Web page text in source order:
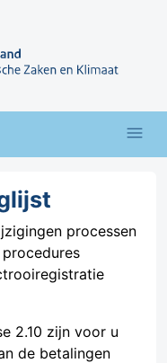
menu
processen
2.10 zijn voor u
de betalingen